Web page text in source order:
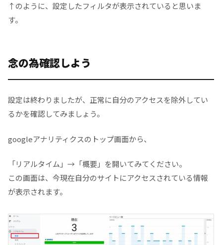
↑のように、設定したフィルタが表示されていると思いま
す。
念の為確認しよう
設定は終わりましたが、正常に自分のアクセスを除外してい
るかを確認してみましょう。
googleアナリティクスのトップ画面から、
「リアルタイム」→「概要」を開いてみてください。
この画面は、今現在自分のサイトにアクセスされている情報
が表示されます。